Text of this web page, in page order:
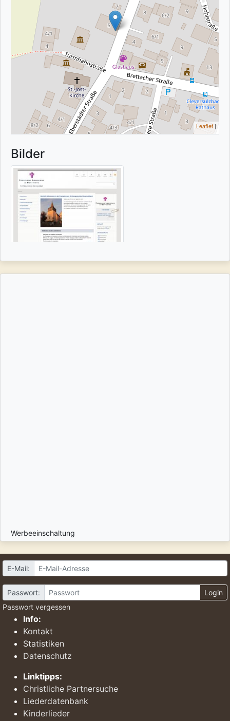
Leaflet |
Bilder
Werbeeinschaltung
E-Mail:
Passwort:
Login
Passwort vergessen
Info:
Kontakt
Statistiken
Datenschutz
Linktipps:
Christliche Partnersuche
Liederdatenbank
Kinderlieder